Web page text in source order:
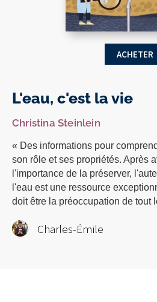
ACHETER
L'eau, c'est la vie
Christina Steinlein
« Des informations pour
son rôle et ses propriétés. Après
l'importance de la préserver,
l'eau est une ressource
doit être la préoccupation de tout
Charles-Émile